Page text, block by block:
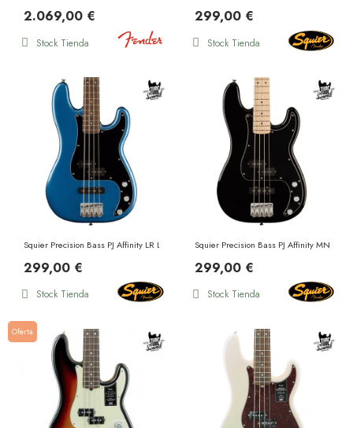
2.069,00 €
Stock Tienda
299,00 €
Stock Tienda
Squier Precision Bass PJ Affinity LR Lake Placid Blue
299,00 €
Stock Tienda
Squier Precision Bass PJ Affinity MN Black
299,00 €
Stock Tienda
Oferta